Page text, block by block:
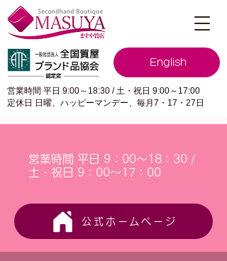
English
営業時間 平日 9:00～18:30 / 土・祝日 9:00～17:00
定休日 日曜、ハッピーマンデー、毎月7・17・27日
営業時間 平日 9：00～18：30 /
土・祝日 9：00～17：00
公式ホームページ